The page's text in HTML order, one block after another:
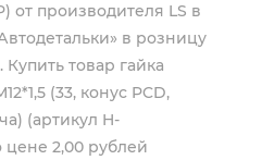
от производителя LS в
в розницу
товар гайка
(33, конус PCD,
(артикул H-
цене 2,00 рублей